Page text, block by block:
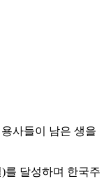
사들이 남은 생을
를 달성하며 한국주